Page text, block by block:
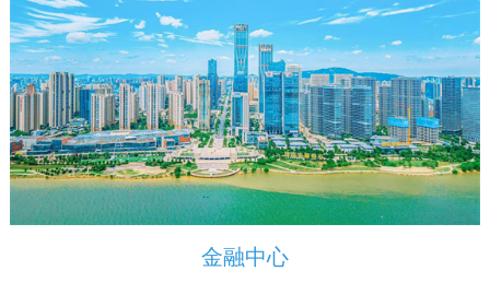
金融中心